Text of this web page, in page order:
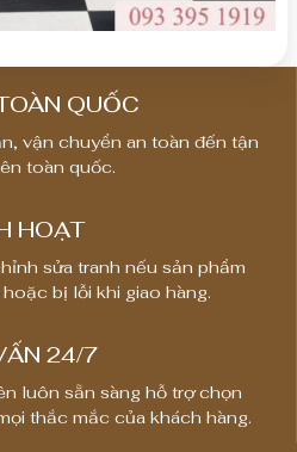
QUỐC
vận chuyển an toàn đến tận
toàn quốc.
HOẠT
sửa tranh nếu sản phẩm
bị lỗi khi giao hàng.
24/7
luôn sẵn sàng hỗ trợ chọn
thắc mắc của khách hàng.